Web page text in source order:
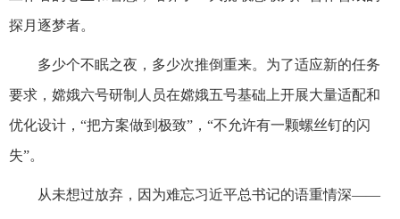
探月逐梦者。
多少个不眠之夜，多少次推倒重来。为了适应新的任务
要求，嫦娥六号研制人员在嫦娥五号基础上开展大量适配和
优化设计，“把方案做到极致”，“不允许有一颗螺丝钉的闪
失”。
从未想过放弃，因为难忘习近平总书记的语重情深——